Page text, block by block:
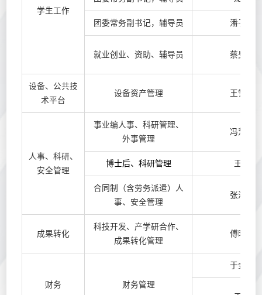
学生工作
团委常务副书记，辅导员 潘子雄
就业创业、资助、辅导员 蔡旻恩
设备、公共技
术平台
设备资产管理 王雪梅
人事、科研、
安全管理
事业编人事、科研管理、
外事管理
冯慧敏
博士后、科研管理 王硕
合同制（含劳务派遣）人
事、安全管理
张泽佳
成果转化
科技开发、产学研合作、
成果转化管理
傅晓燕
财务 财务管理
于金燕